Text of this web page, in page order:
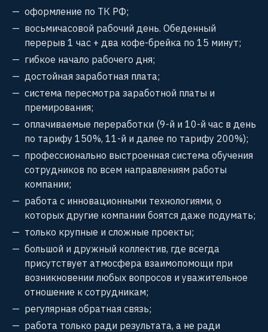
оформление по ТК РФ;
восьмичасовой рабочий день. Обеденный
перерыв 1 час + два кофе-брейка по 15 минут;
гибкое начало рабочего дня;
достойная заработная плата;
система пересмотра заработной платы и
премирования;
оплачиваемые переработки (9-й и 10-й час в день
по тарифу 150%‚ 11-й и далее по тарифу 200%);
профессионально выстроенная система обучения
сотрудников по всем направлениям работы
компании;
работа с инновационными технологиями, о
которых другие компании боятся даже подумать;
только крупные и сложные проекты;
большой и дружный коллектив, где всегда
присутствует атмосфера взаимопомощи при
возникновении любых вопросов и уважительное
отношение к сотрудникам;
регулярная обратная связь;
работа только ради результата, а не ради